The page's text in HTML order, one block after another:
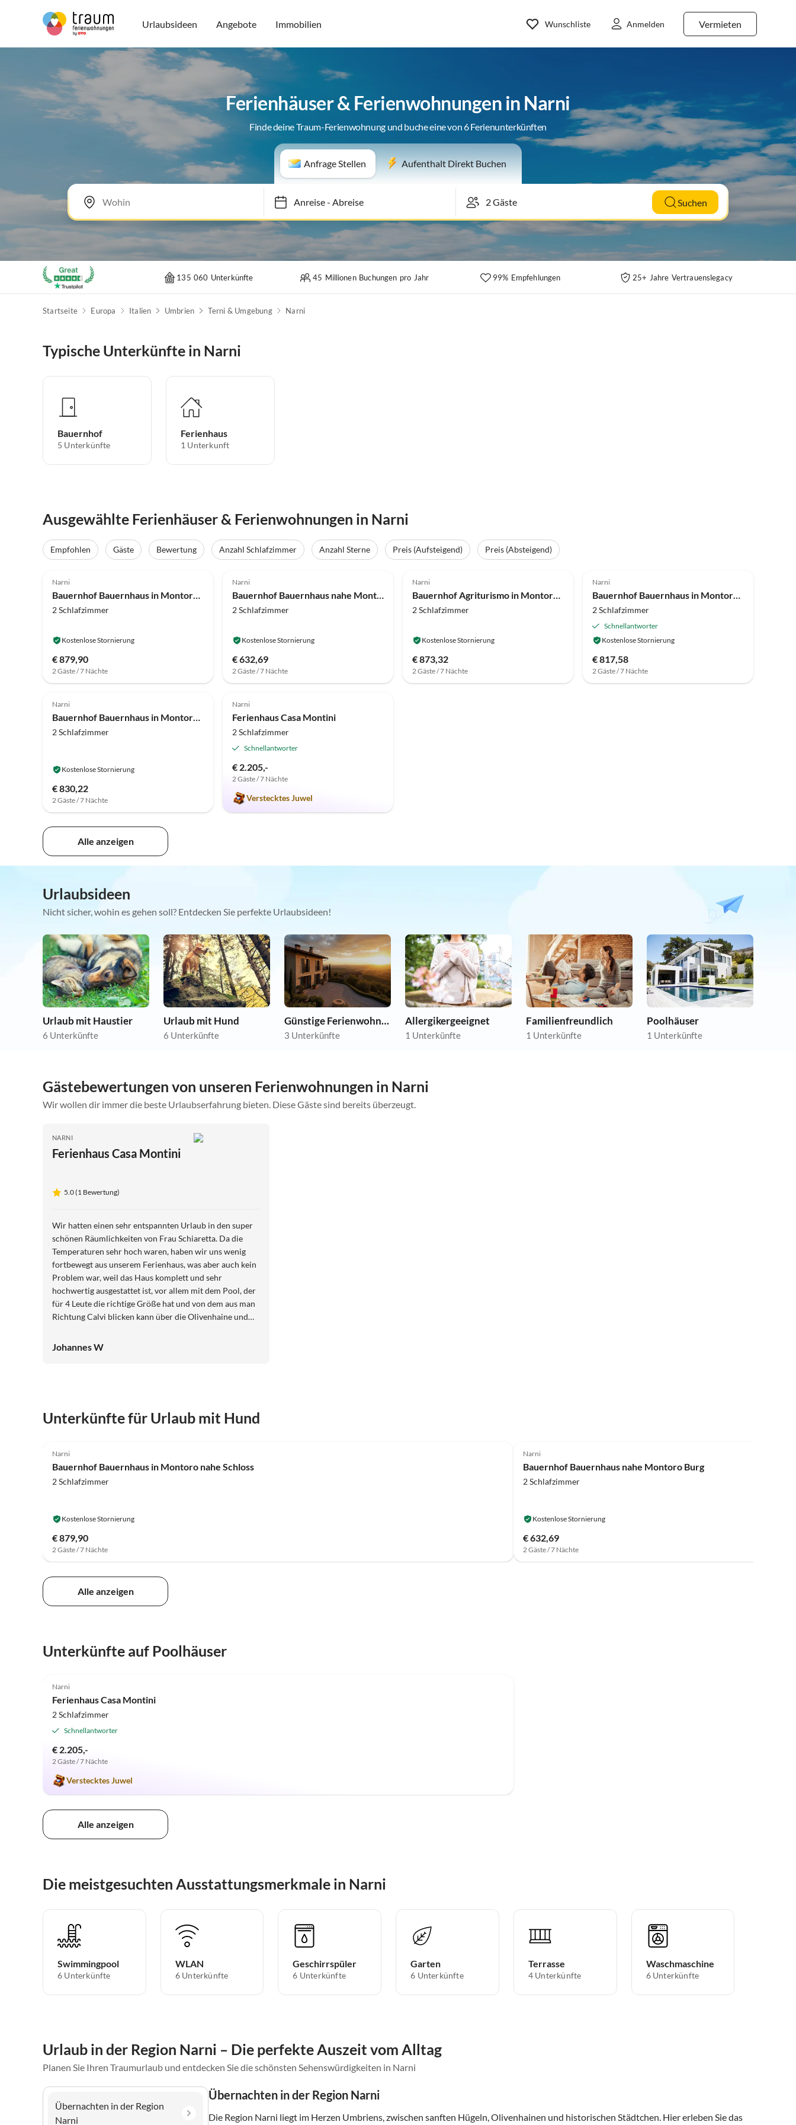
Urlaubsideen Angebote Immobilien Vermieten
Wunschliste Anmelden
Ferienhäuser & Ferienwohnungen in Narni
Finde deine Traum-Ferienwohnung und buche eine von 6 Ferienunterkünften
Anfrage Stellen Aufenthalt Direkt Buchen
Anreise-Abreise Suchen
135 060 Unterkünfte 45 Millionen Buchungen pro Jahr 99% Empfehlungen 25+ Jahre Vertrauenslegacy
Startseite Europa Italien Umbrien Terni & Umgebung Narni
Typische Unterkünfte in Narni
Bauernhof
5 Unterkünfte
Ferienhaus
1 Unterkunft
Ausgewählte Ferienhäuser & Ferienwohnungen in Narni
Empfohlen Gäste Bewertung Anzahl Schlafzimmer Anzahl Sterne Preis (Aufsteigend)
Preis (Absteigend)
Narni
Bauernhof Bauernhaus in Montoro nahe Schloss
2 Schlafzimmer
Kostenlose Stornierung
€ 879,90
2 Gäste / 7 Nächte
Narni
Bauernhof Bauernhaus nahe Montoro Burg
2 Schlafzimmer
Kostenlose Stornierung
€ 632,69
2 Gäste / 7 Nächte
Narni
Bauernhof Agriturismo in Montoro vicino al mare
2 Schlafzimmer
Kostenlose Stornierung
€ 873,32
2 Gäste / 7 Nächte
Narni
Bauernhof Bauernhaus in Montoro nahe Schloss
2 Schlafzimmer
Schnellantworter
Kostenlose Stornierung
€ 817,58
2 Gäste / 7 Nächte
4.0 (2)
Narni
Bauernhof Bauernhaus in Montoro nahe Schloss
2 Schlafzimmer
Kostenlose Stornierung
€ 830,22
2 Gäste / 7 Nächte
5.0 (1)
Narni
Ferienhaus Casa Montini
2 Schlafzimmer
Schnellantworter
€ 2.205,-
2 Gäste / 7 Nächte
Verstecktes Juwel
Alle anzeigen
Urlaubsideen
Nicht sicher, wohin es gehen soll? Entdecken Sie perfekte Urlaubsideen!
Urlaub mit Haustier
6 Unterkünfte
Urlaub mit Hund
6 Unterkünfte
Günstige Ferienwohnungen
3 Unterkünfte
Allergikergeeignet
1 Unterkünfte
Familienfreundlich
1 Unterkünfte
Poolhäuser
1 Unterkünfte
Gästebewertungen von unseren Ferienwohnungen in Narni
Wir wollen dir immer die beste Urlaubserfahrung bieten. Diese Gäste sind bereits überzeugt.
NARNI
Ferienhaus Casa Montini
5.0 (1 Bewertung)
Wir hatten einen sehr entspannten Urlaub in den super
schönen Räumlichkeiten von Frau Schiaretta. Da die
Temperaturen sehr hoch waren, haben wir uns wenig
fortbewegt aus unserem Ferienhaus, was aber auch kein
Problem war, weil das Haus komplett und sehr
hochwertig ausgestattet ist, vor allem mit dem Pool, der
für 4 Leute die richtige Größe hat und von dem aus man
Richtung Calvi blicken kann über die Olivenhaine und
Johannes W
Unterkünfte für Urlaub mit Hund
Narni
Bauernhof Bauernhaus in Montoro nahe Schloss
2 Schlafzimmer
Kostenlose Stornierung
€ 879,90
2 Gäste / 7 Nächte
Narni
Bauernhof Bauernhaus nahe Montoro Burg
2 Schlafzimmer
Kostenlose Stornierung
€ 632,69
2 Gäste / 7 Nächte
Alle anzeigen
Unterkünfte auf Poolhäuser
Narni
Ferienhaus Casa Montini
2 Schlafzimmer
Schnellantworter
€ 2.205,-
2 Gäste / 7 Nächte
Verstecktes Juwel
Alle anzeigen
Die meistgesuchten Ausstattungsmerkmale in Narni
Swimmingpool
6 Unterkünfte
WLAN
6 Unterkünfte
Geschirrspüler
6 Unterkünfte
Garten
6 Unterkünfte
Terrasse
4 Unterkünfte
Waschmaschine
6 Unterkünfte
Urlaub in der Region Narni – Die perfekte Auszeit vom Alltag
Planen Sie Ihren Traumurlaub und entdecken Sie die schönsten Sehenswürdigkeiten in Narni
Übernachten in der Region
Narni
Übernachten in der Region Narni
Die Region Narni liegt im Herzen Umbriens, zwischen sanften Hügeln, Olivenhainen und historischen Städtchen. Hier erleben Sie das